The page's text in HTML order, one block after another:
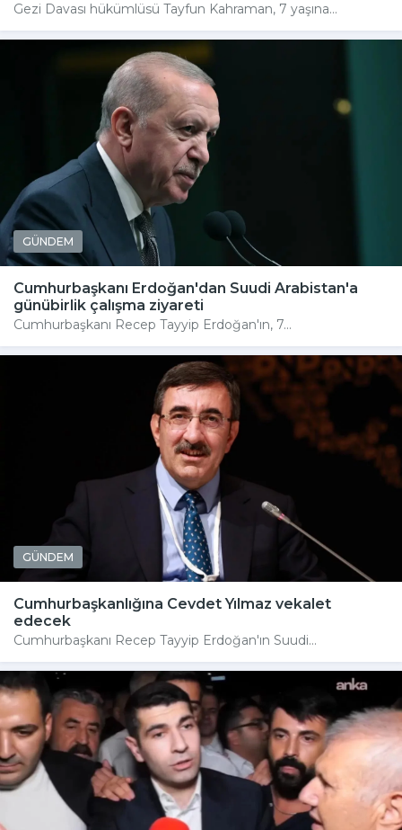
Gezi Davası hükümlüsü Tayfun Kahraman, 7 yaşına...
GÜNDEM
Cumhurbaşkanı Erdoğan'dan Suudi Arabistan'a
günübirlik çalışma ziyareti
Cumhurbaşkanı Recep Tayyip Erdoğan'ın, 7...
GÜNDEM
Cumhurbaşkanlığına Cevdet Yılmaz vekalet
edecek
Cumhurbaşkanı Recep Tayyip Erdoğan'ın Suudi...